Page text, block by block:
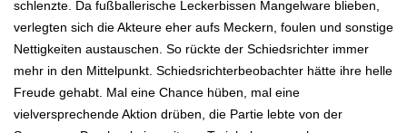
schlenzte. Da fußballerische Leckerbissen Mangelware blieben,
verlegten sich die Akteure eher aufs Meckern, foulen und sonstige
Nettigkeiten austauschen. So rückte der Schiedsrichter immer
mehr in den Mittelpunkt. Schiedsrichterbeobachter hätte ihre helle
Freude gehabt. Mal eine Chance hüben, mal eine
vielversprechende Aktion drüben, die Partie lebte von der